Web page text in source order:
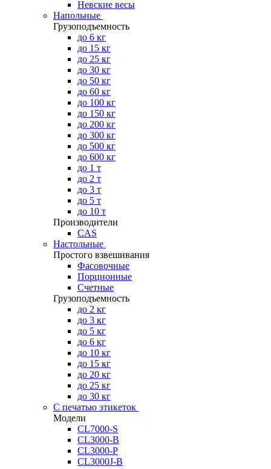
Невские весы
Напольные
Грузоподъемность
до 6 кг
до 15 кг
до 25 кг
до 30 кг
до 50 кг
до 60 кг
до 100 кг
до 150 кг
до 200 кг
до 300 кг
до 500 кг
до 600 кг
до 1 т
до 2 т
до 3 т
до 5 т
до 10 т
Производители
CAS
Настольные
Простого взвешивания
Фасовочные
Порционные
Счетные
Грузоподъемность
до 2 кг
до 3 кг
до 5 кг
до 6 кг
до 10 кг
до 15 кг
до 20 кг
до 25 кг
до 30 кг
С печатью этикеток
Модели
CL7000-S
CL3000-B
CL3000-P
CL3000J-B